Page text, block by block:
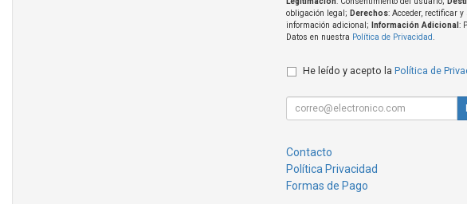
obligación legal; Derechos: Acceder, rectificar
información adicional;
Información Adicional :
Datos en nuestra Política de Privacidad.
He leído y acepto la Política de
Contacto
Política Privacidad
Formas de Pago